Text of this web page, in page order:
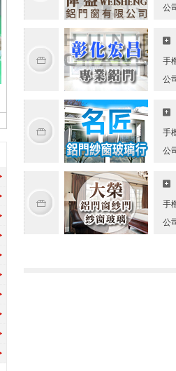
公
手
公
手
公
手
公